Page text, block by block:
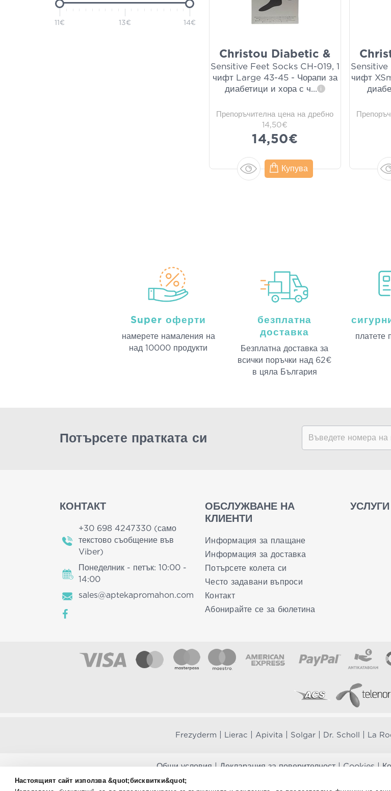
Настоящият сайт използва &quot;бисквитки&quot;
11€ 13€ 14€
Christou Diabetic &
Sensitive Feet Socks CH-019, 1
чифт Large 43-45 - Чорапи за
диабетици и хора с ч... i
Препоръчителна цена на дребно
14,50€
14,50€
Купува
Sensitive
чифт
Super оферти
намерeте намаления на
над 10000 продукти
безплатна
доставка
Безплатна доставка за
всички поръчки над 62€
в цяла България
платeте
Потърсете пратката си
КОНТАКТ
+30 698 4247330 (само
текстово съобщение във
Viber)
Понеделник - петък: 10:00 -
14:00
sales@aptekapromahon.com
ОБСЛУЖВАНЕ НА
КЛИЕНТИ
Информация за плащане
Информация за доставка
Потърсете колета си
Често задавани въпроси
Контакт
Абонирайте се за бюлетина
УСЛУГИ
Frezyderm Lierac Apivita Solgar Dr. Scholl La
Общи условия | Декларация за поверителност| Cookies |
Aptekapromahon.com ви информира, че хранителните добавки не заместват балансираната диета и